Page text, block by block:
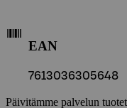
EAN
7613036305648
Päivitämme palvelun